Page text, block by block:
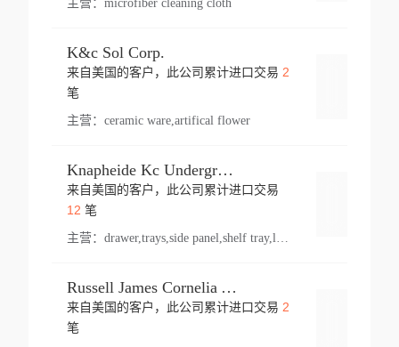
主营： microfiber cleaning cloth
K&c Sol Corp.
来自美国的客户，此公司累计进口交易 2
笔
主营： ceramic ware,artifical flower
Knapheide Kc Underground
来自美国的客户，此公司累计进口交易
12 笔
主营：
Russell James Cornelia Arlington Va
来自美国的客户，此公司累计进口交易 2
笔